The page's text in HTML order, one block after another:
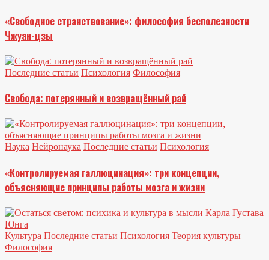
«Свободное странствование»: философия бесполезности
Чжуан-цзы
Последние статьи Психология Философия
Свобода: потерянный и возвращённый рай
Наука Нейронаука Последние статьи Психология
«Контролируемая галлюцинация»: три концепции,
объясняющие принципы работы мозга и жизни
Культура Последние статьи Психология Теория культуры
Философия